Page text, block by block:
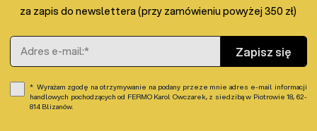
za zapis do newslettera (przy zamówieniu powyżej 350 zł)
Adres e-mail
Zapisz się
Wyrażam zgodę na otrzymywanie na podany przeze mnie adres e-mail informacji
handlowych pochodzących od FERMO Karol Owczarek, z siedzibą w Piotrowie 18, 62-
814 Blizanów.